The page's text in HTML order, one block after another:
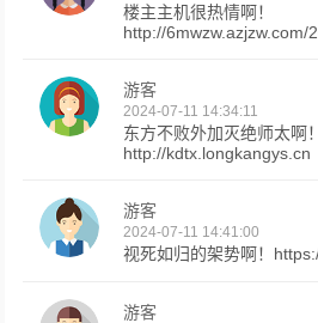
楼主主机很热情啊！
http://6mwzw.azjzw.com/
游客
2024-07-11 14:34:11
东方不败外加灭绝师太啊！
http://kdtx.longkangys.cn
游客
2024-07-11 14:41:00
视死如归的架势啊！
游客